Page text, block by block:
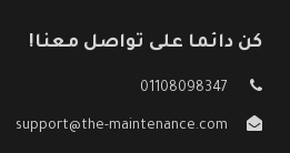
كن دائما على تواصل معنا!
01108098347
support@the-maintenance.com